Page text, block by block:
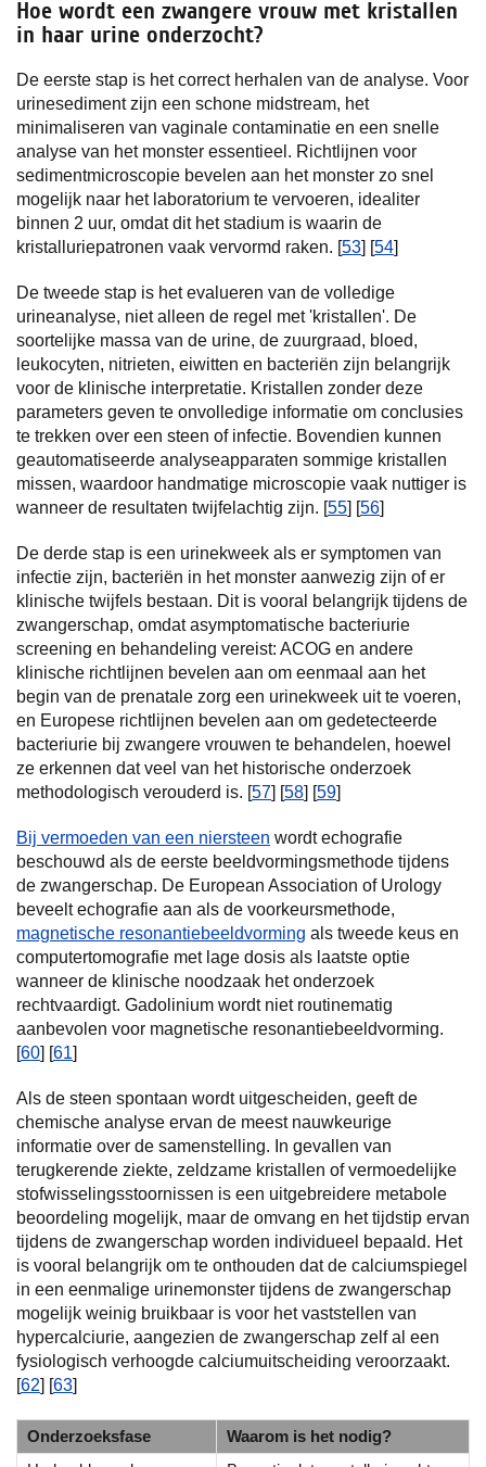
Hoe wordt een zwangere vrouw met kristallen
in haar urine onderzocht?
De eerste stap is het correct herhalen van de analyse. Voor
urinesediment zijn een schone midstream, het
minimaliseren van vaginale contaminatie en een snelle
analyse van het monster essentieel. Richtlijnen voor
sedimentmicroscopie bevelen aan het monster zo snel
mogelijk naar het laboratorium te vervoeren, idealiter
binnen 2 uur, omdat dit het stadium is waarin de
kristalluriepatronen vaak vervormd raken. [53] [54]
De tweede stap is het evalueren van de volledige
urineanalyse, niet alleen de regel met 'kristallen'. De
soortelijke massa van de urine, de zuurgraad, bloed,
leukocyten, nitrieten, eiwitten en bacteriën zijn belangrijk
voor de klinische interpretatie. Kristallen zonder deze
parameters geven te onvolledige informatie om conclusies
te trekken over een steen of infectie. Bovendien kunnen
geautomatiseerde analyseapparaten sommige kristallen
missen, waardoor handmatige microscopie vaak nuttiger is
wanneer de resultaten twijfelachtig zijn. [55] [56]
De derde stap is een urinekweek als er symptomen van
infectie zijn, bacteriën in het monster aanwezig zijn of er
klinische twijfels bestaan. Dit is vooral belangrijk tijdens de
zwangerschap, omdat asymptomatische bacteriurie
screening en behandeling vereist: ACOG en andere
klinische richtlijnen bevelen aan om eenmaal aan het
begin van de prenatale zorg een urinekweek uit te voeren,
en Europese richtlijnen bevelen aan om gedetecteerde
bacteriurie bij zwangere vrouwen te behandelen, hoewel
ze erkennen dat veel van het historische onderzoek
methodologisch verouderd is. [57] [58] [59]
Bij vermoeden van een niersteen wordt echografie
beschouwd als de eerste beeldvormingsmethode tijdens
de zwangerschap. De European Association of Urology
beveelt echografie aan als de voorkeursmethode,
magnetische resonantiebeeldvorming als tweede keus en
computertomografie met lage dosis als laatste optie
wanneer de klinische noodzaak het onderzoek
rechtvaardigt. Gadolinium wordt niet routinematig
aanbevolen voor magnetische resonantiebeeldvorming.
[60] [61]
Als de steen spontaan wordt uitgescheiden, geeft de
chemische analyse ervan de meest nauwkeurige
informatie over de samenstelling. In gevallen van
terugkerende ziekte, zeldzame kristallen of vermoedelijke
stofwisselingsstoornissen is een uitgebreidere metabole
beoordeling mogelijk, maar de omvang en het tijdstip ervan
tijdens de zwangerschap worden individueel bepaald. Het
is vooral belangrijk om te onthouden dat de calciumspiegel
in een eenmalige urinemonster tijdens de zwangerschap
mogelijk weinig bruikbaar is voor het vaststellen van
hypercalciurie, aangezien de zwangerschap zelf al een
fysiologisch verhoogde calciumuitscheiding veroorzaakt.
[62] [63]
Onderzoeksfase
Waarom is het nodig?